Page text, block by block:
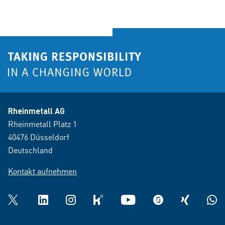
Rheinmetall AG
Rheinmetall Platz 1
40476 Düsseldorf
Deutschland
Kontakt aufnehmen
Twitter LinkedInInstagramkununu YouTube glassdoorXING